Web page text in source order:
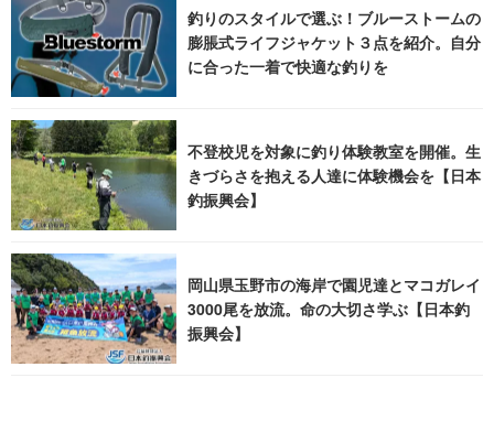
釣りのスタイルで選ぶ！ブルーストームの
膨脹式ライフジャケット３点を紹介。自分
に合った一着で快適な釣りを
不登校児を対象に釣り体験教室を開催。生
きづらさを抱える人達に体験機会を【日本
釣振興会】
岡山県玉野市の海岸で園児達とマコガレイ
3000尾を放流。命の大切さ学ぶ【日本釣
振興会】